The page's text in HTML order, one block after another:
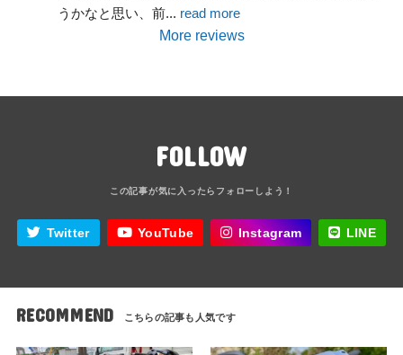
うかなと思い、前... read more
More reviews
FOLLOW
Twitter YouTube Instagram LINE
RECOMMEND